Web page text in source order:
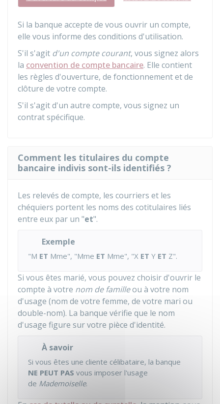
Si la banque accepte de vous ouvrir un compte,
elle vous informe des conditions d'utilisation.
S'il s'agit d'un compte courant, vous signez alors
la convention de compte bancaire. Elle contient
les règles d'ouverture, de fonctionnement et de
clôture de votre compte.
S'il s'agit d'un autre compte, vous signez un
contrat spécifique.
Comment les titulaires du compte
bancaire indivis sont-ils identifiés ?
Les relevés de compte, les courriers et les
chéquiers portent les noms des cotitulaires liés
entre eux par un "et".
Exemple
"M ET Mme", "Mme ET Mme", "X ET Y ET Z".
Si vous êtes marié, vous pouvez choisir d'ouvrir le
compte à votre nom de familleou à votre nom
d'usage (nom de votre femme, de votre mari ou
double-nom). La banque vérifie que le nom
d'usage figure sur votre pièce d'identité.
À savoir
Si vous êtes une cliente célibataire, la banque
NE PEUT PAS vous imposer l'usage
de Mademoiselle.